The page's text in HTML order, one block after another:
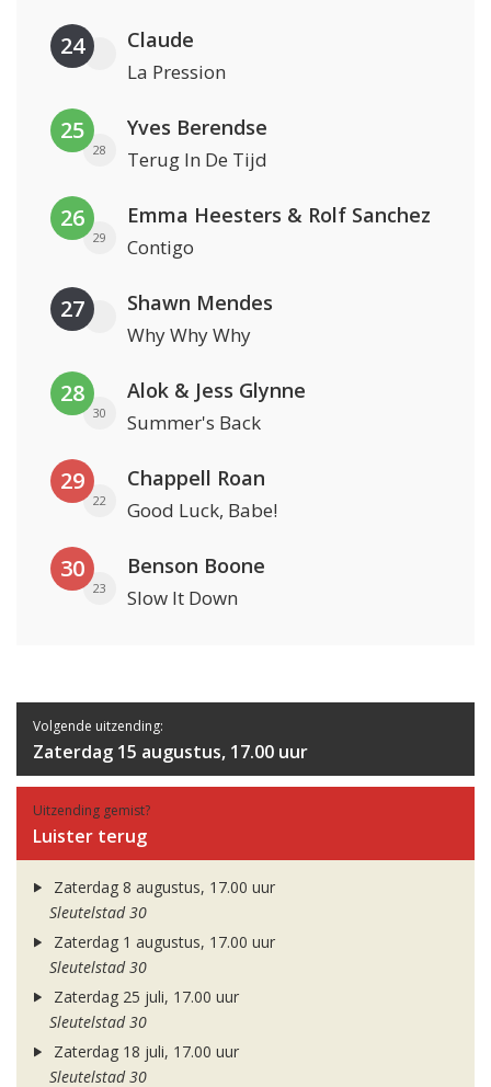
24 Claude
La Pression
25
28
Yves Berendse
Terug In De Tijd
26
29
Emma Heesters & Rolf Sanchez
Contigo
27 Shawn Mendes
Why Why Why
28
30
Alok & Jess Glynne
Summer's Back
29
22
Chappell Roan
Good Luck, Babe!
30
23
Benson Boone
Slow It Down
Volgende uitzending:
Zaterdag 15 augustus, 17.00 uur
Uitzending gemist?
Luister terug
Zaterdag 8 augustus, 17.00 uur
Sleutelstad 30
Zaterdag 1 augustus, 17.00 uur
Sleutelstad 30
Zaterdag 25 juli, 17.00 uur
Sleutelstad 30
Zaterdag 18 juli, 17.00 uur
Sleutelstad 30